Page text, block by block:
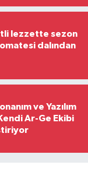
lezzette sezon
dalından
ve Yazılım
Ar-Ge Ekibi